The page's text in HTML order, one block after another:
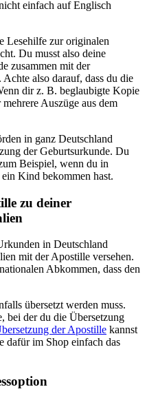
einfach auf Englisch
Lesehilfe zur originalen
Du musst also deine
zusammen mit der
also darauf, dass du die
dir z. B. beglaubigte Kopie
Auszüge aus dem
in ganz Deutschland
der Geburtsurkunde. Du
Beispiel, wenn du in
Kind bekommen hast.
zu deiner
in Deutschland
mit der Apostille versehen.
Abkommen, dass den
übersetzt werden muss.
bei der du die Übersetzung
der Apostille kannst
dafür im Shop einfach das